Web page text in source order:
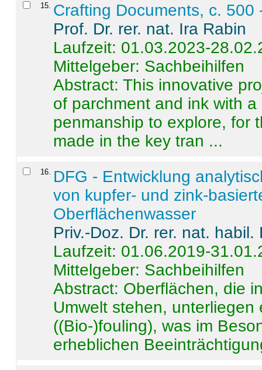
15 Crafting Documents, c. 500
Prof. Dr. rer. nat. Ira Rabin
Laufzeit: 01.03.2023-
Mittelgeber: Sachbeihilfen
Abstract:This innovative
of parchment and ink with
penmanship to explore, for
made in the key tran ...
16
DFG - Entwicklung
von kupfer- und zink-
Oberflächenwasser
Priv.-Doz. Dr. rer. nat.
Laufzeit: 01.06.2019-
Mittelgeber: Sachbeihilfen
Abstract: Oberflächen, die
Umwelt stehen,
((Bio-)fouling), was im
erheblichen